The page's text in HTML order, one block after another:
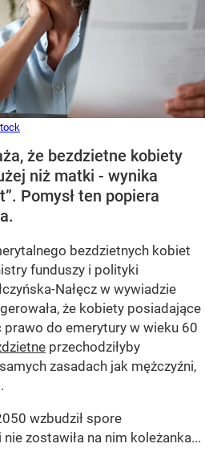
że bezdzietne kobiety
niż matki - wynika
Pomysł ten popiera
bezdzietnych kobiet
funduszy i polityki
Nałęcz w wywiadzie
że kobiety posiadające
prawo do emerytury w wieku 60
przechodziłyby
zasadach jak mężczyźni,
wzbudził spore
zostawiła na nim koleżanka...